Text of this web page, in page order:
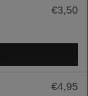
€3,50
€4,95